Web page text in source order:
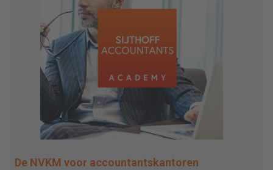
De NVKM voor accountantskantoren